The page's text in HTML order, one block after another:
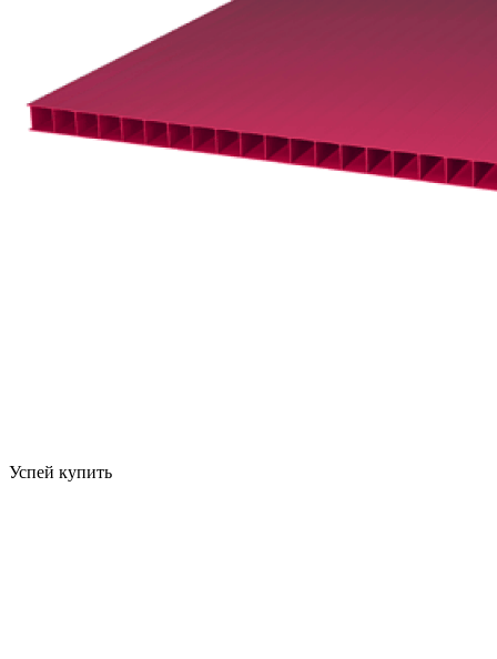
Успей купить